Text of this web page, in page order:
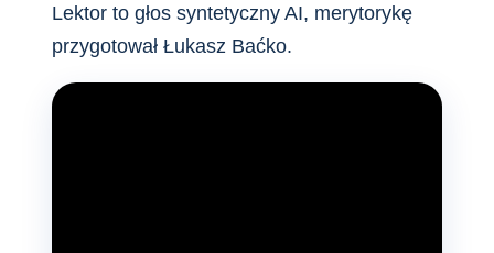
Lektor to głos syntetyczny AI, merytorykę
przygotował Łukasz Baćko.